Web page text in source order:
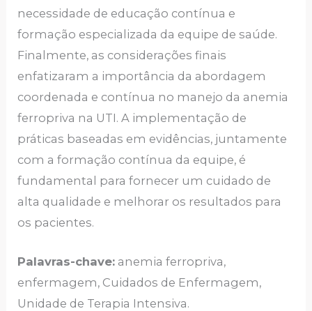
necessidade de educação contínua e
formação especializada da equipe de saúde.
Finalmente, as considerações finais
enfatizaram a importância da abordagem
coordenada e contínua no manejo da anemia
ferropriva na UTI. A implementação de
práticas baseadas em evidências, juntamente
com a formação contínua da equipe, é
fundamental para fornecer um cuidado de
alta qualidade e melhorar os resultados para
os pacientes.
Palavras-chave: anemia ferropriva,
enfermagem, Cuidados de Enfermagem,
Unidade de Terapia Intensiva.